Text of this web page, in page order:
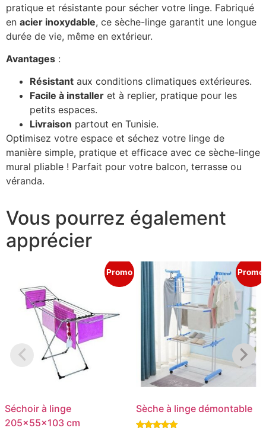
pratique et résistante pour sécher votre linge. Fabriqué
en acier inoxydable, ce sèche-linge garantit une longue
durée de vie, même en extérieur.
Avantages :
Résistant aux conditions climatiques extérieures.
Facile à installer et à replier, pratique pour les
petits espaces.
Livraison partout en Tunisie.
Optimisez votre espace et séchez votre linge de
manière simple, pratique et efficace avec ce sèche-linge
mural pliable ! Parfait pour votre balcon, terrasse ou
véranda.
Vous pourrez également
apprécier
Promo
Séchoir à linge
205x55x103 cm
Promo
Sèche à linge démontable